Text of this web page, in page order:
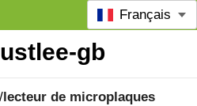
Français
lecteur de microplaques